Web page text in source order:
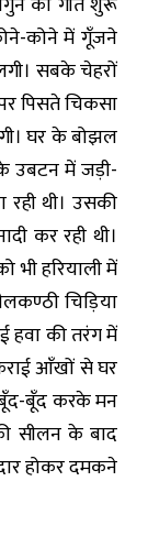
कोने में गूँजने
सबके चेहरों
पिसते चिकसा
घर के बोझल
उबटन में जड़ी-
थी। उसकी
कर रही थी।
भी हरियाली में
चिड़िया
हवा की तरंग में
आँखों से घर
बूँद करके मन
सीलन के बाद
होकर दमकने